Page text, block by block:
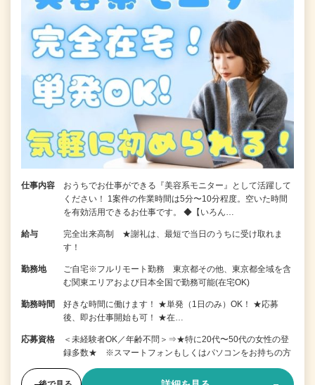
仕事内容
おうちでお仕事ができる『美容系モニター』として活躍して
ください！ 1案件の作業時間は5分〜10分程度。空いた時間
を有効活用できるお仕事です。 ◆【いろん…
給与
完全出来高制 ★謝礼は、最短で当日のうちに受け取れま
す！
勤務地
ご自宅※フルリモート勤務 東京都その他、東京都全域を含
む関東エリアおよび日本全国で勤務可能(在宅OK)
勤務時間
好きな時間に働けます！ ★単発（1日のみ）OK！ ★応募
後、即お仕事開始も可！ ★在…
応募資格
＜未経験者OK／年齢不問＞⇒★特に20代〜50代の女性の登
録多数★ ※スマートフォンもしくはパソコンをお持ちの方